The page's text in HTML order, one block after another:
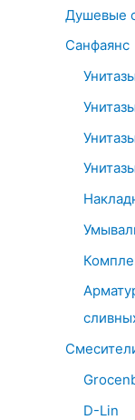
Душевые
Санфаянс
D-Lin